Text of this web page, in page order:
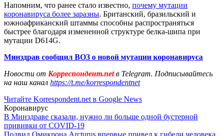
Напомним, что ранее стало известно, почему мутации
коронавируса более заразны. Британский, бразильский и
южноафриканский штаммы способны распространяться
быстрее благодаря измененной структуре белка-шипа при
мутации D614G.
Минздрав сообщил ВОЗ о новой мутации коронавируса
Новости от Корреспондент.netв Telegram. Подписывайтесь
на наш канал https://t.me/korrespondentnet
Читайте Korrespondent.net в Google News
Коронавирус
В Минздраве сказали, нужно ли больше одной бустерной
прививки от COVID-19
Подвид Омикрона Arcturus впервые привел к гибели человека